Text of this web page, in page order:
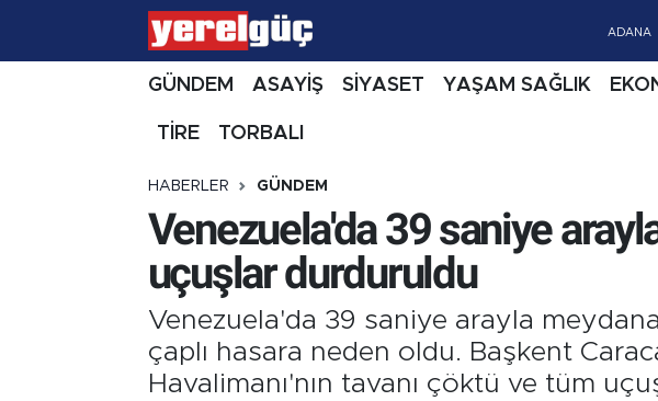
GÜNDEM ASAYİŞ SİYASET YAŞAM SAĞLIK
TİRE TORBALI
HABERLER GÜNDEM
Venezuela'da 39 saniye
uçuşlar durduruldu
Venezuela'da 39 saniye arayla
çaplı hasara neden oldu. Başkent
Havalimanı'nın tavanı çöktü ve tüm